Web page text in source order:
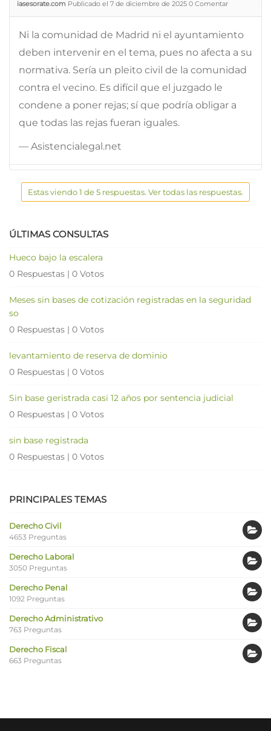
iasesorate.com Publicado el 7 de diciembre de 2025 0 Comentar
Ni la comunidad de Madrid ni el ayuntamiento
deben intervenir en el tema, pues no afecta a su
normativa. Sería un pleito civil de la comunidad
contra el vecino. Es difícil que el juzgado le
condene a poner rejas; sí que podría obligar a
que todas las rejas fueran iguales.
— Asistencialegal.net
Estas viendo 1 de 5 respuestas. Ver todas las respuestas.
ÚLTIMAS CONSULTAS
Hueco bajo la escalera
0 Respuestas | 0 Votos
Meses sin bases de cotización registradas en la seguridad
so
0 Respuestas | 0 Votos
levantamiento de reserva de dominio
0 Respuestas | 0 Votos
Sin base geristrada casi 12 años por sentencia judicial
0 Respuestas | 0 Votos
sin base registrada
0 Respuestas | 0 Votos
PRINCIPALES TEMAS
Derecho Civil
4653 Preguntas
Derecho Laboral
3050 Preguntas
Derecho Penal
1092 Preguntas
Derecho Administrativo
763 Preguntas
Derecho Fiscal
663 Preguntas